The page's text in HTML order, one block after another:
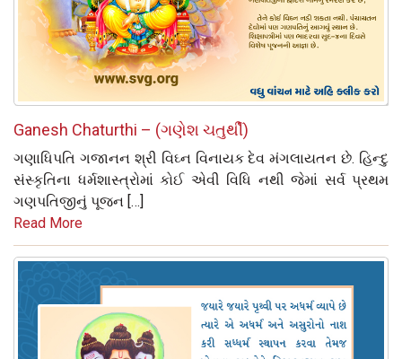
Ganesh Chaturthi – (ગણેશ ચતુર્થી)
ગણાધિપતિ ગજાનન શ્રી વિઘ્ન વિનાયક દેવ મંગલાયતન છે. હિન્દુ
સંસ્કૃતિના ધર્મશાસ્ત્રોમાં કોઈ એવી વિધિ નથી જેમાં સર્વ પ્રથમ
ગણપતિજીનું પૂજન […]
Read More